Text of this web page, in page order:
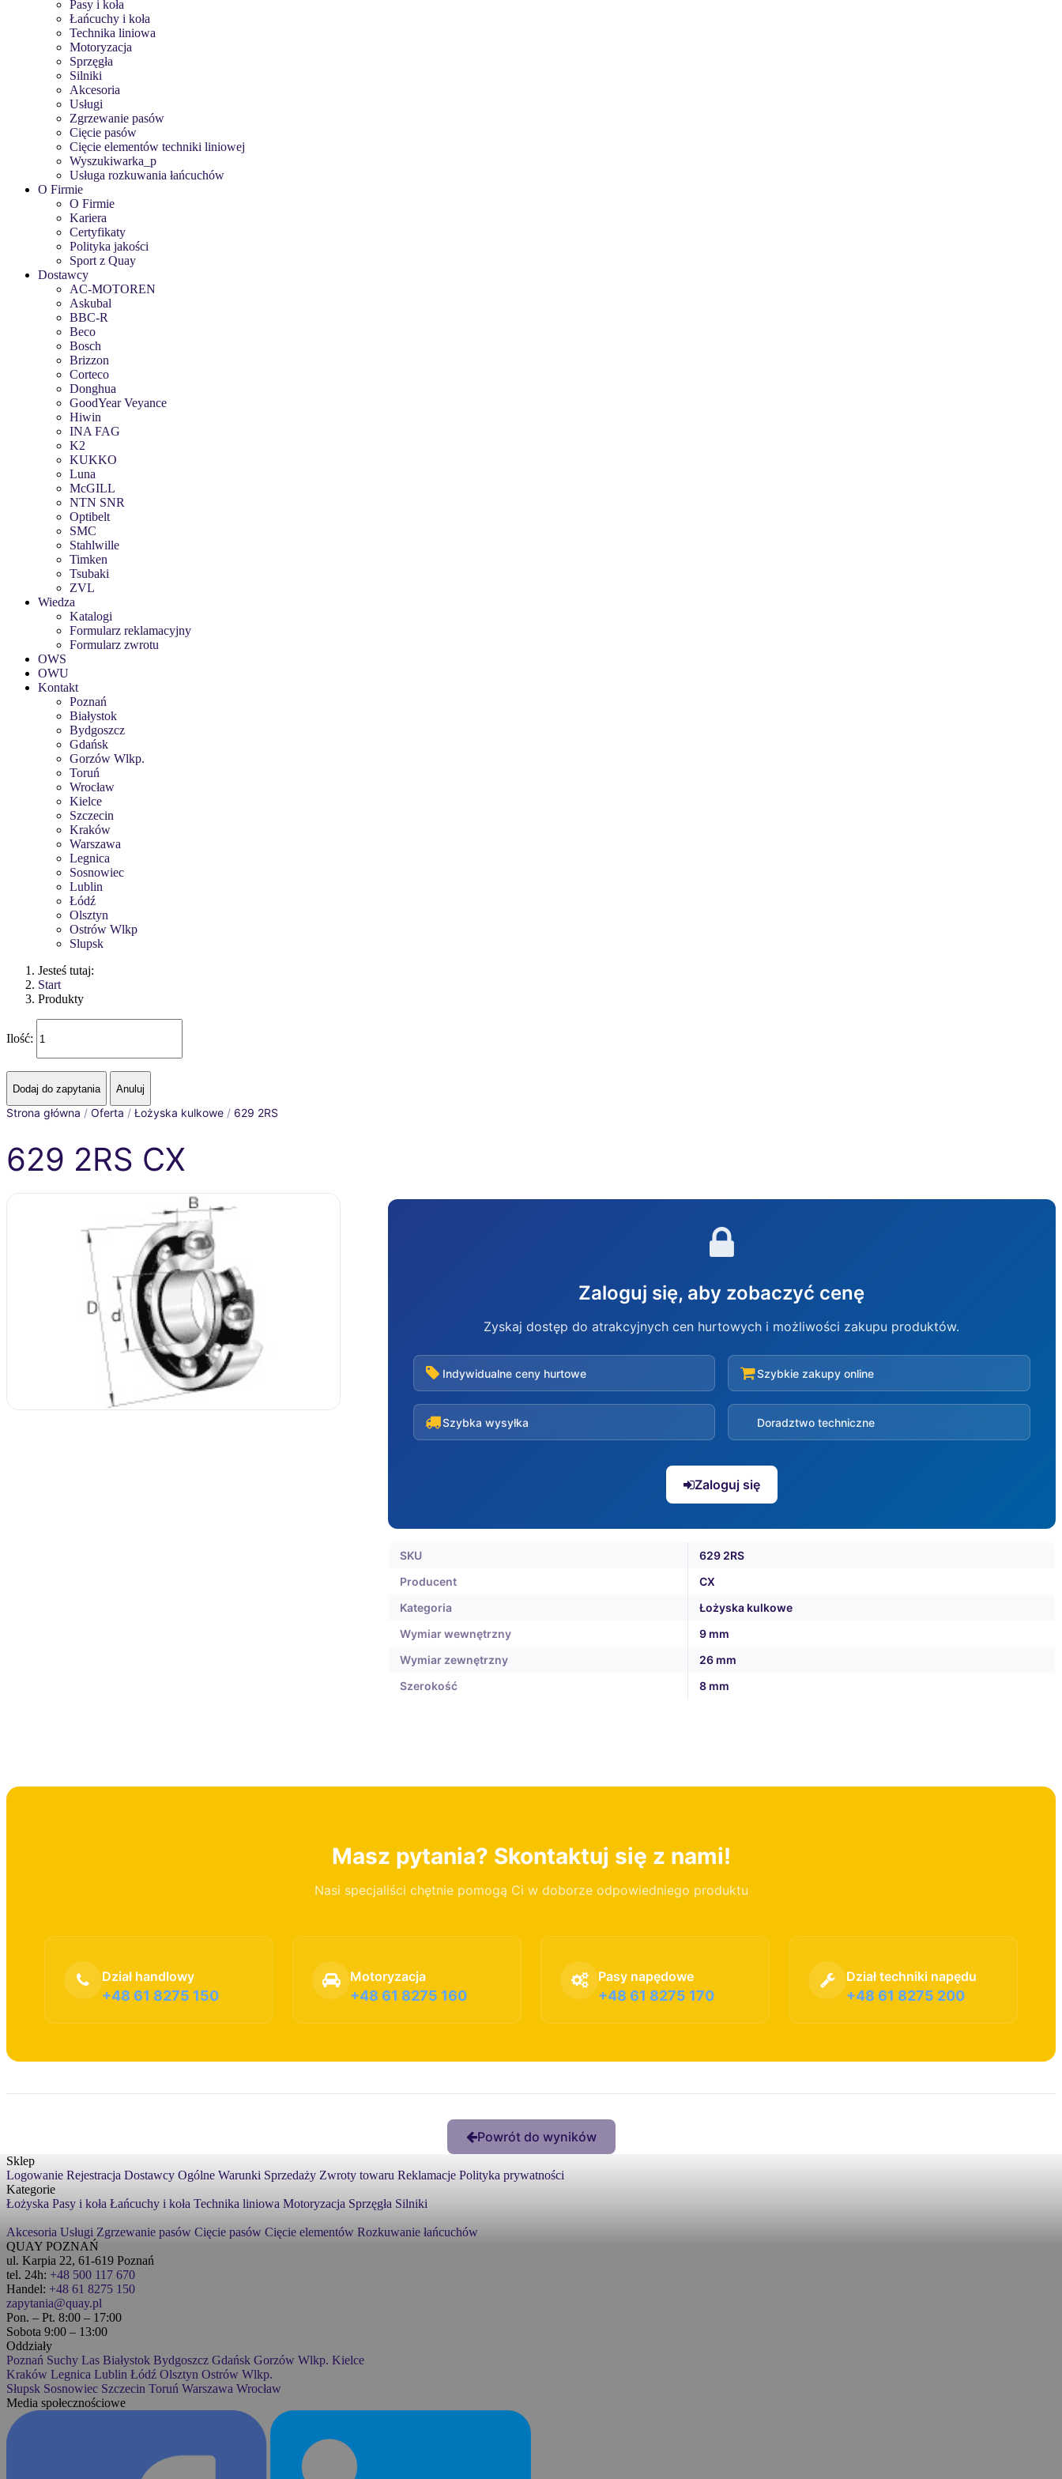
Pasy i koła
Łańcuchy i koła
Technika liniowa
Motoryzacja
Sprzęgła
Silniki
Akcesoria
Usługi
Zgrzewanie pasów
Cięcie pasów
Cięcie elementów techniki liniowej
Wyszukiwarka_p
Usługa rozkuwania łańcuchów
O Firmie
O Firmie
Kariera
Certyfikaty
Polityka jakości
Sport z Quay
Dostawcy
AC-MOTOREN
Askubal
BBC-R
Beco
Bosch
Brizzon
Corteco
Donghua
GoodYear Veyance
Hiwin
INA FAG
K2
KUKKO
Luna
McGILL
NTN SNR
Optibelt
SMC
Stahlwille
Timken
Tsubaki
ZVL
Wiedza
Katalogi
Formularz reklamacyjny
Formularz zwrotu
OWS
OWU
Kontakt
Poznań
Białystok
Bydgoszcz
Gdańsk
Gorzów Wlkp.
Toruń
Wrocław
Kielce
Szczecin
Kraków
Warszawa
Legnica
Sosnowiec
Lublin
Łódź
Olsztyn
Ostrów Wlkp
Slupsk
Jesteś tutaj:
Start
Produkty
Ilość:
Strona główna / Oferta / Łożyska kulkowe / 629 2RS
629 2RS CX
Zaloguj się, aby zobaczyć cenę
Zyskaj dostęp do atrakcyjnych cen hurtowych i możliwości zakupu produktów.
Indywidualne ceny hurtowe Szybkie zakupy online
Szybka wysyłka Doradztwo techniczne
Zaloguj się
SKU
629 2RS
Producent
CX
Kategoria
Łożyska kulkowe
Wymiar wewnętrzny
9 mm
Wymiar zewnętrzny
26 mm
Szerokość
8 mm
Masz pytania? Skontaktuj się z nami!
Nasi specjaliści chętnie pomogą Ci w doborze odpowiedniego produktu
Dział handlowy
+48 61 8275 150
Motoryzacja
+48 61 8275 160
Pasy napędowe
+48 61 8275 170
Dział techniki napędu
+48 61 8275 200
Powrót do wyników
Sklep
Logowanie Rejestracja Dostawcy Ogólne Warunki Sprzedaży Zwroty towaru Reklamacje Polityka prywatności
Kategorie
Łożyska Pasy i koła Łańcuchy i koła Technika liniowa Motoryzacja Sprzęgła Silniki
Akcesoria Usługi Zgrzewanie pasów Cięcie pasów Cięcie elementów Rozkuwanie łańcuchów
QUAY POZNAŃ
ul. Karpia 22, 61-619 Poznań
tel. 24h: +48 500 117 670
Handel: +48 61 8275 150
zapytania@quay.pl
Pon. – Pt. 8:00 – 17:00
Sobota 9:00 – 13:00
Oddziały
Poznań Suchy Las Białystok Bydgoszcz Gdańsk Gorzów Wlkp. Kielce
Kraków Legnica Lublin Łódź Olsztyn Ostrów Wlkp.
Słupsk Sosnowiec Szczecin Toruń Warszawa Wrocław
Media społecznościowe